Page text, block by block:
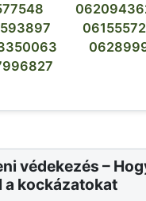
védekezés –
a kockázatokat